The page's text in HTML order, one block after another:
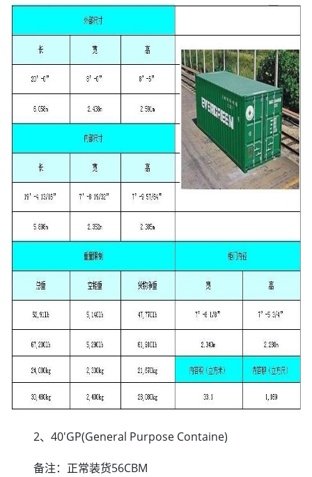
2、40'GP(General Purpose Containe)
备注：正常装货56CBM